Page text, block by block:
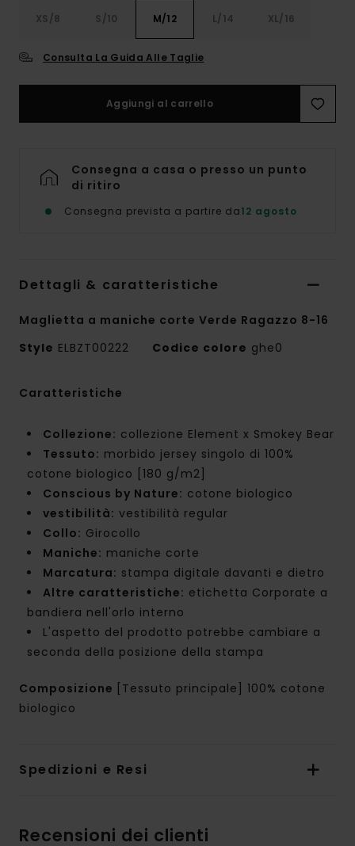
XS/8 S/10 M/12 L/14 XL/16
Consulta La Guida Alle Taglie
Aggiungi al carrello
Consegna a casa o presso un punto
di ritiro
Consegna prevista a partire da12 agosto
Dettagli & caratteristiche
Maglietta a maniche corte Verde Ragazzo 8-16
Style ELBZT00222 Codice colore ghe0
Caratteristiche
Collezione: collezione Element x Smokey Bear
Tessuto: morbido jersey singolo di 100%
cotone biologico [180 g/m2]
Conscious by Nature: cotone biologico
vestibilità: vestibilità regular
Collo: Girocollo
Maniche: maniche corte
Marcatura: stampa digitale davanti e dietro
Altre caratteristiche: etichetta Corporate a
bandiera nell'orlo interno
L'aspetto del prodotto potrebbe cambiare a
seconda della posizione della stampa
Composizione
[Tessuto principale] 100% cotone
biologico
Spedizioni e Resi
Recensioni dei clienti